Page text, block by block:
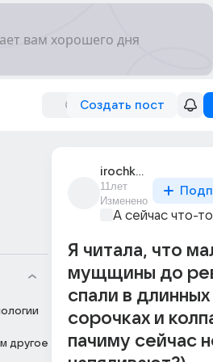
Создать пост
другое
irochka_2522
11лет
Изменено
А сейчас что-
Я читала, что
мущщины до
спали в
сорочках и
пачиму сейчас